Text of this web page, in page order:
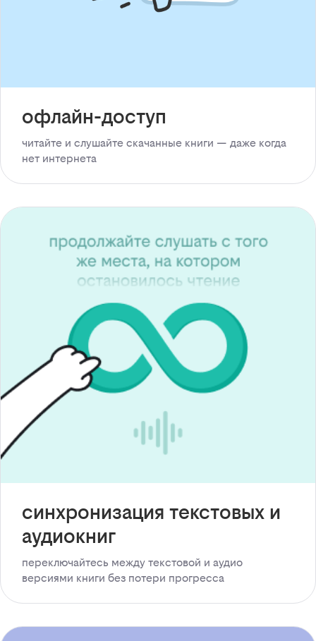
офлайн-доступ
читайте и слушайте скачанные книги — даже когда
нет интернета
синхронизация текстовых и
аудиокниг
переключайтесь между текстовой и аудио
версиями книги без потери прогресса